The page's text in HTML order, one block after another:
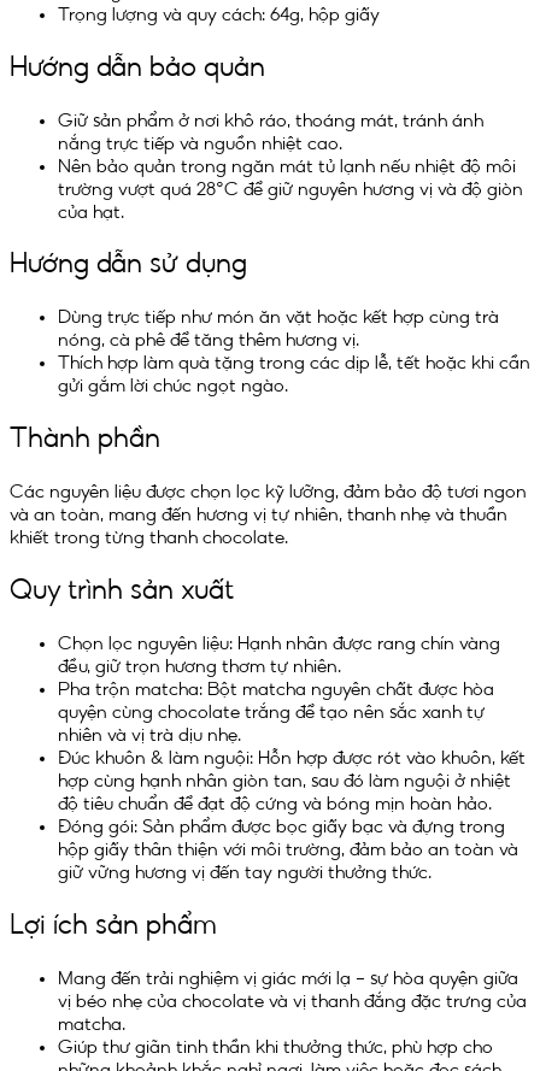
Trọng lượng và quy cách: 64g, hộp giấy
Hướng dẫn bảo quản
Giữ sản phẩm ở nơi khô ráo, thoáng mát, tránh ánh
nắng trực tiếp và nguồn nhiệt cao.
Nên bảo quản trong ngăn mát tủ lạnh nếu nhiệt độ môi
trường vượt quá 28°C để giữ nguyên hương vị và độ giòn
của hạt.
Hướng dẫn sử dụng
Dùng trực tiếp như món ăn vặt hoặc kết hợp cùng trà
nóng, cà phê để tăng thêm hương vị.
Thích hợp làm quà tặng trong các dịp lễ, tết hoặc khi cần
gửi gắm lời chúc ngọt ngào.
Thành phần
Các nguyên liệu được chọn lọc kỹ lưỡng, đảm bảo độ tươi ngon
và an toàn, mang đến hương vị tự nhiên, thanh nhẹ và thuần
khiết trong từng thanh chocolate.
Quy trình sản xuất
Chọn lọc nguyên liệu: Hạnh nhân được rang chín vàng
đều, giữ trọn hương thơm tự nhiên.
Pha trộn matcha: Bột matcha nguyên chất được hòa
quyện cùng chocolate trắng để tạo nên sắc xanh tự
nhiên và vị trà dịu nhẹ.
Đúc khuôn & làm nguội: Hỗn hợp được rót vào khuôn, kết
hợp cùng hạnh nhân giòn tan, sau đó làm nguội ở nhiệt
độ tiêu chuẩn để đạt độ cứng và bóng mịn hoàn hảo.
Đóng gói: Sản phẩm được bọc giấy bạc và đựng trong
hộp giấy thân thiện với môi trường, đảm bảo an toàn và
giữ vững hương vị đến tay người thưởng thức.
Lợi ích sản phẩm
Mang đến trải nghiệm vị giác mới lạ – sự hòa quyện giữa
vị béo nhẹ của chocolate và vị thanh đắng đặc trưng của
matcha.
Giúp thư giãn tinh thần khi thưởng thức, phù hợp cho